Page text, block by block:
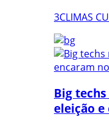
3CLIMAS
Big
eleição e